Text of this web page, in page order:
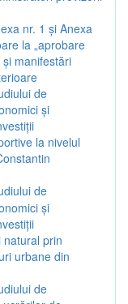
nr. 1 și Anexa
la „aprobare
manifestări
de
și
la nivelul
de
și
natural prin
urbane din
de